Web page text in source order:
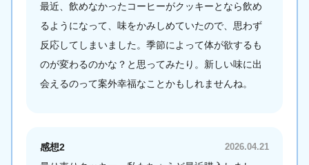
最近、飲めなかったコーヒーがクッキーとなら飲め
るようになって、味をかみしめていたので、思わず
反応してしまいました。季節によって体が欲するも
のが変わるのかな？と思ってみたり。新しい味に出
会えるのって案外幸福なことかもしれませんね。
感想2 2026.04.21